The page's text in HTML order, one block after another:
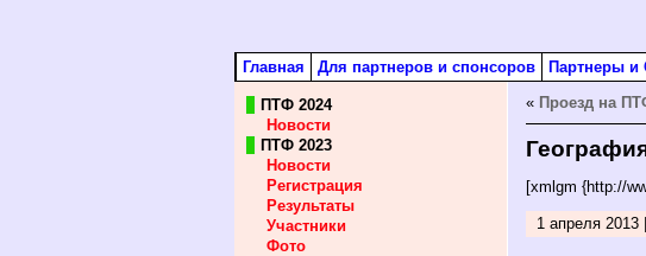
Главная Для партнеров и спонсоров Партнеры
ПТФ 2024
Новости
ПТФ 2023
Новости
Регистрация
Результаты
Участники
Фото
« Проезд на
[xmlgm {http://
1 апреля 2013 |